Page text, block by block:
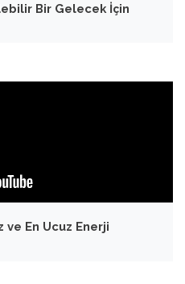
Bir Gelecek İçin
ve En Ucuz Enerji